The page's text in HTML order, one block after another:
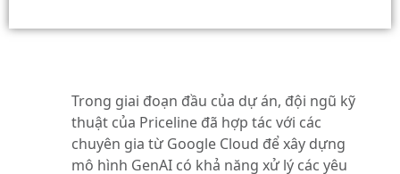
Trong giai đoạn đầu của dự án, đội ngũ kỹ
thuật của Priceline đã hợp tác với các
chuyên gia từ Google Cloud để xây dựng
mô hình GenAI có khả năng xử lý các yêu